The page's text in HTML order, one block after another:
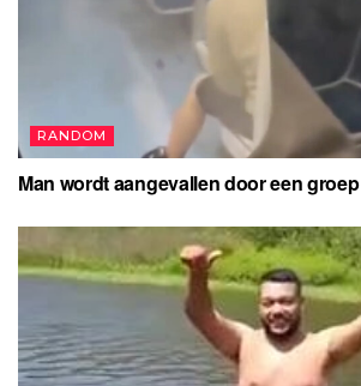
RANDOM
Man wordt aangevallen door een groep